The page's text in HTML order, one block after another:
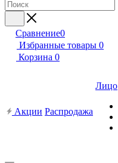
Сравнение0
Избранные товары 0
Корзина 0
Акции Распродажа
Лицо